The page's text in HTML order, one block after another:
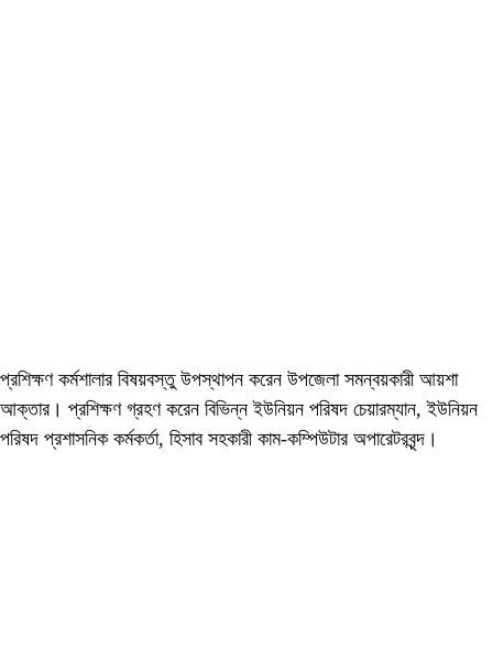
প্রশিক্ষণ কর্মশালার বিষয়বস্তু উপস্থাপন করেন উপজেলা সমন্বয়কারী আয়শা
আক্তার। প্রশিক্ষণ গ্রহণ করেন বিভিন্ন ইউনিয়ন পরিষদ চেয়ারম্যান, ইউনিয়ন
পরিষদ প্রশাসনিক কর্মকর্তা, হিসাব সহকারী কাম-কম্পিউটার অপারেটরবৃন্দ।